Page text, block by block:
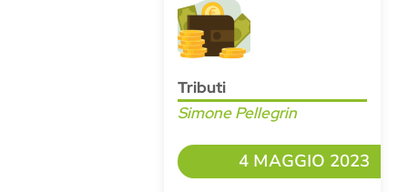
Tributi
Simone Pellegrin
4 MAGGIO 2023